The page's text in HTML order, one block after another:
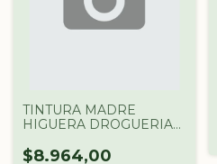
TINTURA MADRE
HIGUERA DROGUERIA
$8.964,00